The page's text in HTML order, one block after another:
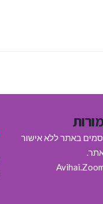
באתר ללא אישור